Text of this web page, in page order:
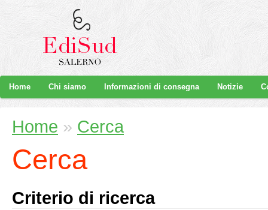
Home Chi siamo Informazioni di consegna Notizie
Home » Cerca
Cerca
Criterio di ricerca